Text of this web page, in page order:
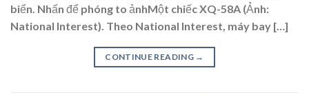
biển. Nhấn để phóng to ảnhMột chiếc XQ-58A (Ảnh:
National Interest). Theo National Interest, máy bay […]
CONTINUE READING →